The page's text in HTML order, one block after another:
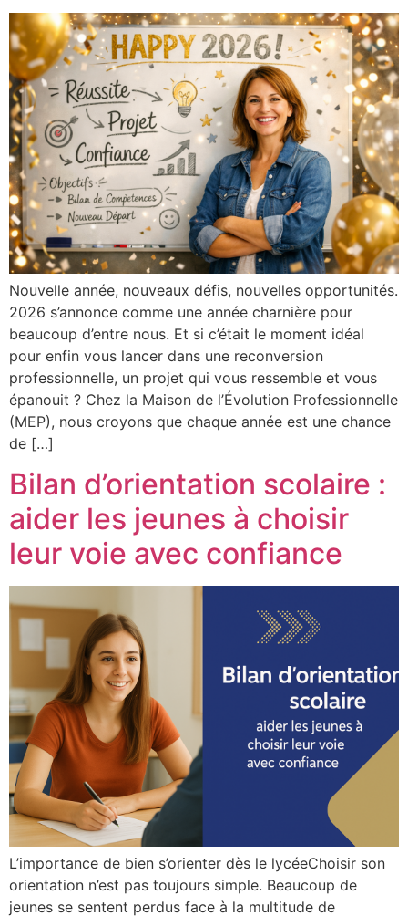
Nouvelle année, nouveaux défis, nouvelles opportunités.
2026 s’annonce comme une année charnière pour
beaucoup d’entre nous. Et si c’était le moment idéal
pour enfin vous lancer dans une reconversion
professionnelle, un projet qui vous ressemble et vous
épanouit ? Chez la Maison de l’Évolution Professionnelle
(MEP), nous croyons que chaque année est une chance
de […]
Bilan d’orientation scolaire :
aider les jeunes à choisir
leur voie avec confiance
L’importance de bien s’orienter dès le lycéeChoisir son
orientation n’est pas toujours simple. Beaucoup de
jeunes se sentent perdus face à la multitude de